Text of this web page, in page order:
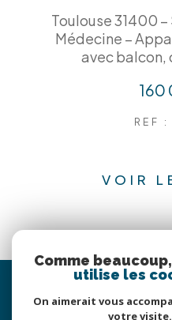
Toulouse 31400
Médecine –
avec balcon,
160
REF :
VOIR
Comme
utilise les
On aimerait vous
votre visite.